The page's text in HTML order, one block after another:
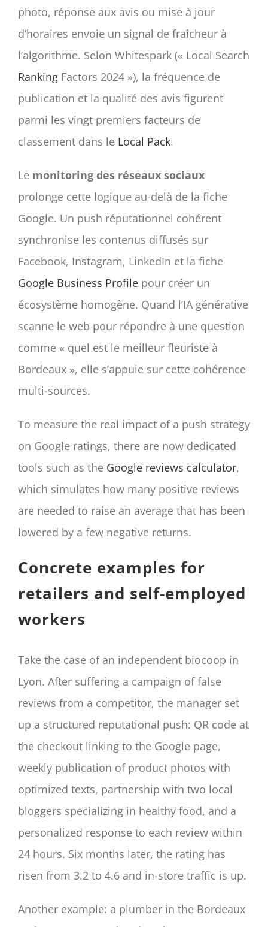
photo, réponse aux avis ou mise à jour
d’horaires envoie un signal de fraîcheur à
l’algorithme. Selon Whitespark (« Local Search
Ranking Factors 2024 »), la fréquence de
publication et la qualité des avis figurent
parmi les vingt premiers facteurs de
classement dans le Local Pack.
Le monitoring des réseaux sociaux
prolonge cette logique au-delà de la fiche
Google. Un push réputationnel cohérent
synchronise les contenus diffusés sur
Facebook, Instagram, LinkedIn et la fiche
Google Business Profile pour créer un
écosystème homogène. Quand l’IA générative
scanne le web pour répondre à une question
comme « quel est le meilleur fleuriste à
Bordeaux », elle s’appuie sur cette cohérence
multi-sources.
To measure the real impact of a push strategy
on Google ratings, there are now dedicated
tools such as the Google reviews calculator,
which simulates how many positive reviews
are needed to raise an average that has been
lowered by a few negative returns.
Concrete examples for
retailers and self-employed
workers
Take the case of an independent biocoop in
Lyon. After suffering a campaign of false
reviews from a competitor, the manager set
up a structured reputational push: QR code at
the checkout linking to the Google page,
weekly publication of product photos with
optimized texts, partnership with two local
bloggers specializing in healthy food, and a
personalized response to each review within
24 hours. Six months later, the rating has
risen from 3.2 to 4.6 and in-store traffic is up.
Another example: a plumber in the Bordeaux